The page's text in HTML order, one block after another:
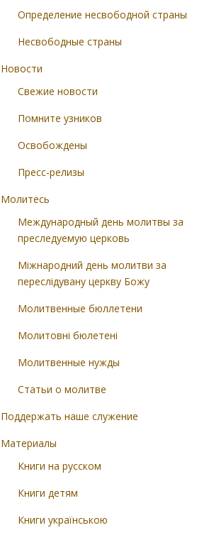
Определение несвободной страны
Несвободные страны
Новости
Свежие новости
Помните узников
Освобождены
Пресс-релизы
Молитесь
Международный день молитвы за
преследуемую церковь
Міжнародний день молитви за
переслідувану церкву Божу
Молитвенные бюллетени
Молитовні бюлетені
Молитвенные нужды
Статьи о молитве
Поддержать наше служение
Материалы
Книги на русском
Книги детям
Книги українською